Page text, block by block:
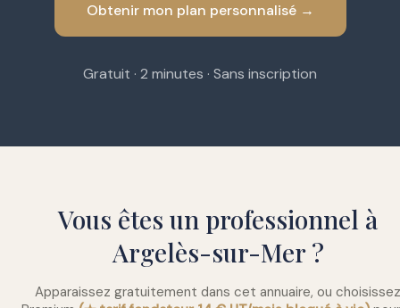
Obtenir mon plan personnalisé →
Gratuit · 2 minutes · Sans inscription
Vous êtes un professionnel à
Argelès-sur-Mer ?
Apparaissez gratuitement dans cet annuaire, ou choisissez